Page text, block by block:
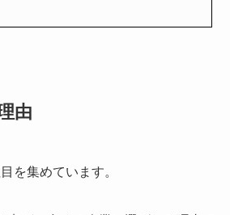
由
を集めています。